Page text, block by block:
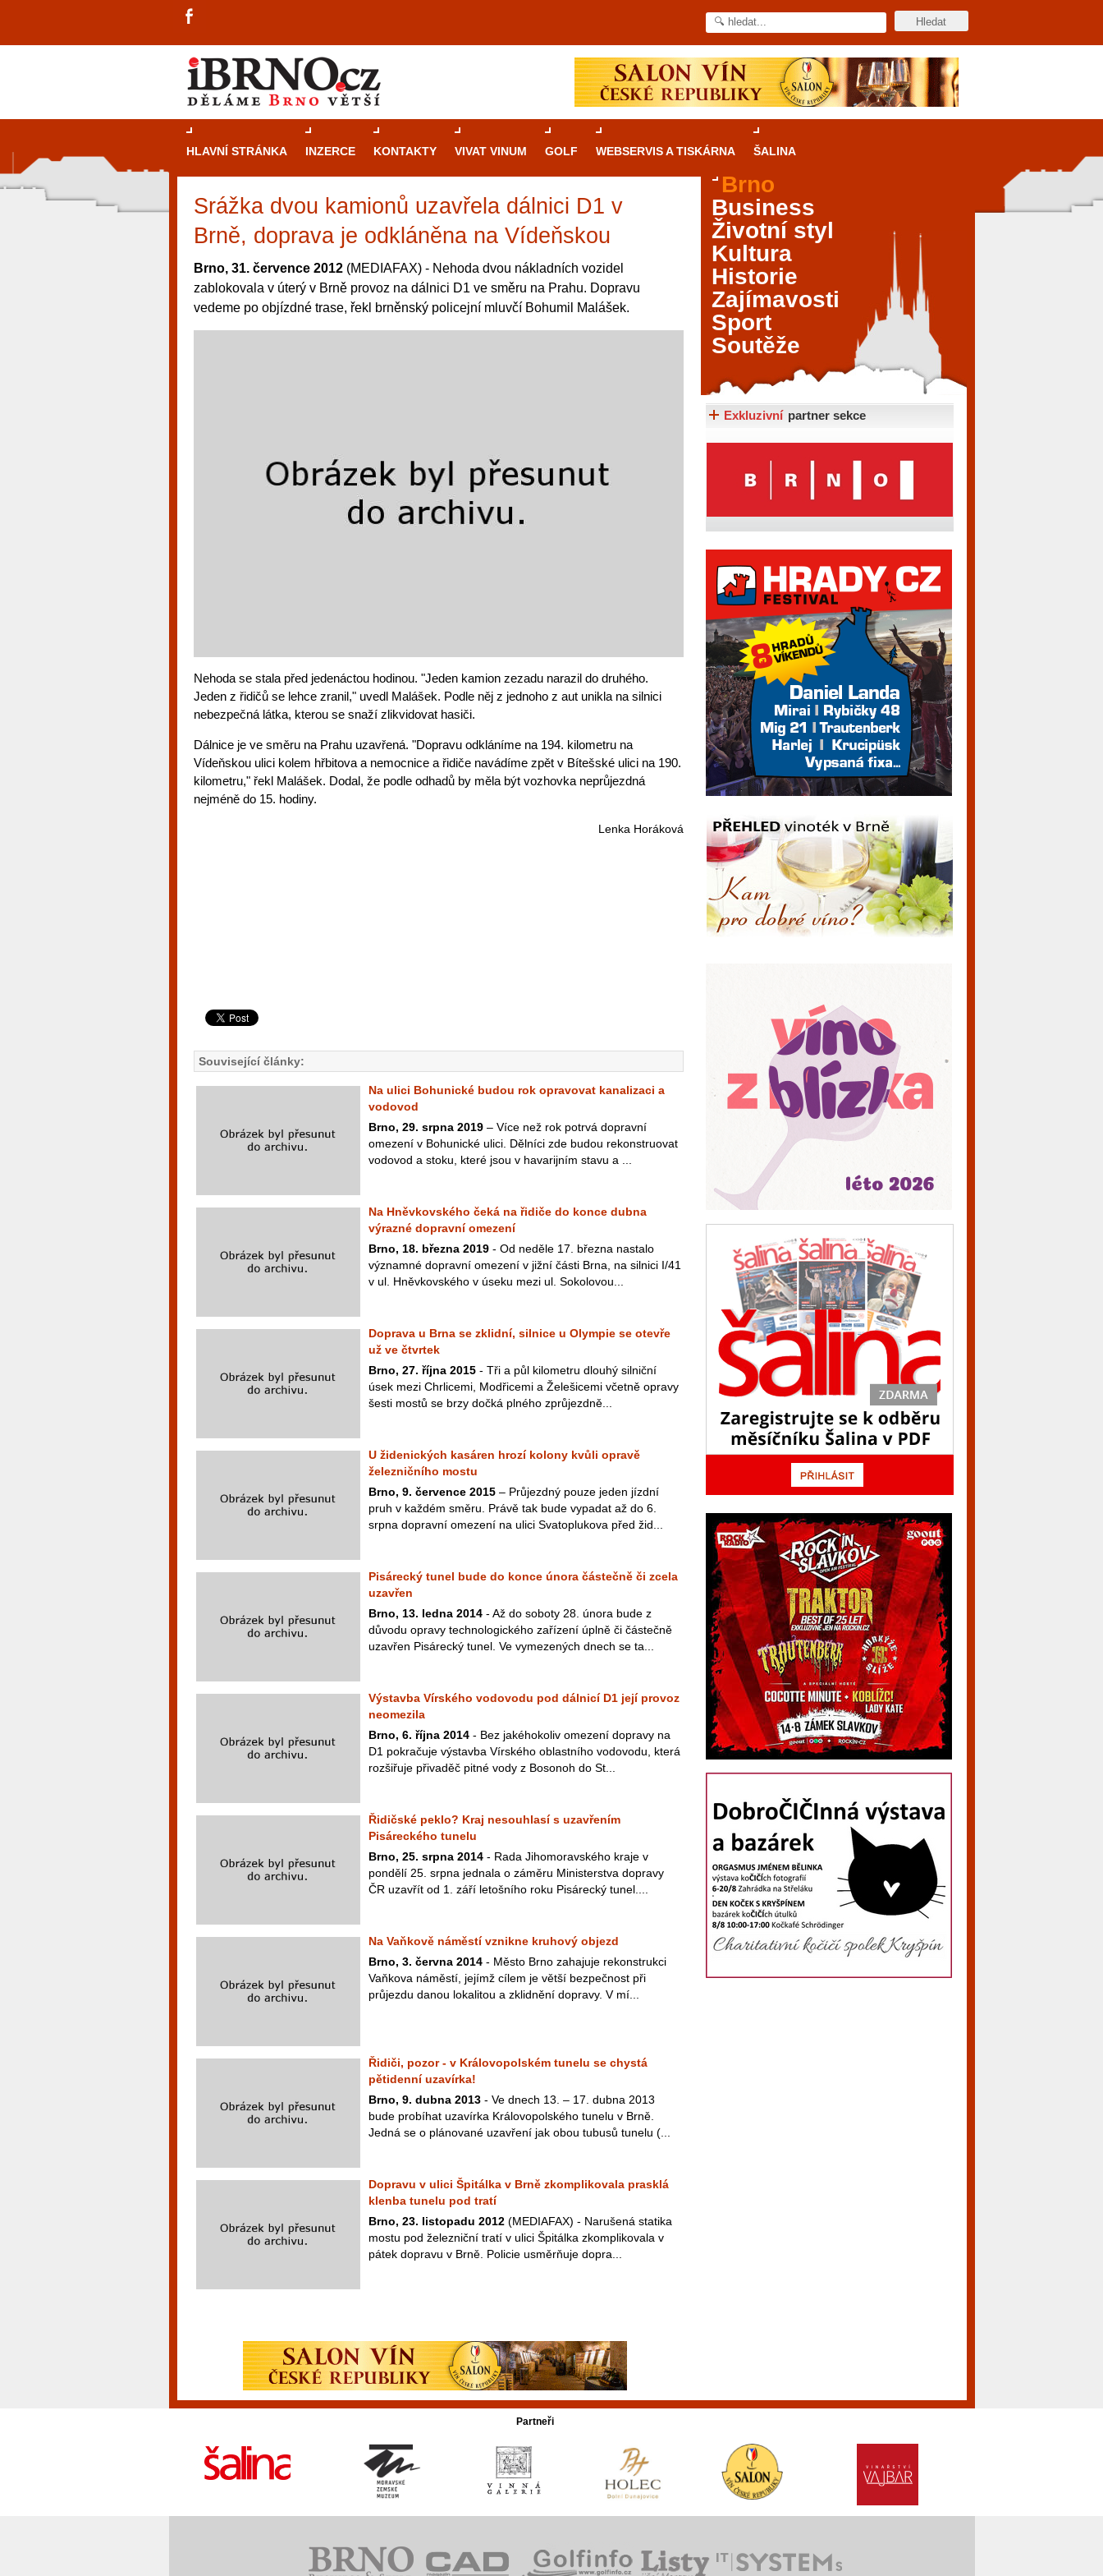
HLAVNÍ STRÁNKA INZERCE KONTAKTY VIVAT VINUM GOLF WEBSERVIS A TISKÁRNA ŠALINA
Srážka dvou kamionů uzavřela dálnici D1 v
Brně, doprava je odkláněna na Vídeňskou
Brno, 31. července 2012 (MEDIAFAX) - Nehoda dvou nákladních vozidel
zablokovala v úterý v Brně provoz na dálnici D1 ve směru na Prahu. Dopravu
vedeme po objízdné trase, řekl brněnský policejní mluvčí Bohumil Malášek.
Nehoda se stala před jedenáctou hodinou. "Jeden kamion zezadu narazil do druhého.
Jeden z řidičů se lehce zranil," uvedl Malášek. Podle něj z jednoho z aut unikla na silnici
nebezpečná látka, kterou se snaží zlikvidovat hasiči.
Dálnice je ve směru na Prahu uzavřená. "Dopravu odkláníme na 194. kilometru na
Vídeňskou ulici kolem hřbitova a nemocnice a řidiče navádíme zpět v Bítešské ulici na 190.
kilometru," řekl Malášek. Dodal, že podle odhadů by měla být vozhovka neprůjezdná
nejméně do 15. hodiny.
Lenka Horáková
Související články:
Na ulici Bohunické budou rok opravovat kanalizaci a
vodovod
Brno, 29. srpna 2019 – Více než rok potrvá dopravní
omezení v Bohunické ulici. Dělníci zde budou rekonstruovat
vodovod a stoku, které jsou v havarijním stavu a ...
Na Hněvkovského čeká na řidiče do konce dubna
výrazné dopravní omezení
Brno, 18. března 2019 - Od neděle 17. března nastalo
významné dopravní omezení v jižní části Brna, na silnici I/41
v ul. Hněvkovského v úseku mezi ul. Sokolovou...
Doprava u Brna se zklidní, silnice u Olympie se otevře
už ve čtvrtek
Brno, 27. října 2015 - Tři a půl kilometru dlouhý silniční
úsek mezi Chrlicemi, Modřicemi a Želešicemi včetně opravy
šesti mostů se brzy dočká plného zprůjezdně...
U židenických kasáren hrozí kolony kvůli opravě
železničního mostu
Brno, 9. července 2015 – Průjezdný pouze jeden jízdní
pruh v každém směru. Právě tak bude vypadat až do 6.
srpna dopravní omezení na ulici Svatoplukova před žid...
Pisárecký tunel bude do konce února částečně či zcela
uzavřen
Brno, 13. ledna 2014 - Až do soboty 28. února bude z
důvodu opravy technologického zařízení úplně či částečně
uzavřen Pisárecký tunel. Ve vymezených dnech se ta...
Výstavba Vírského vodovodu pod dálnicí D1 její provoz
neomezila
Brno, 6. října 2014 - Bez jakéhokoliv omezení dopravy na
D1 pokračuje výstavba Vírského oblastního vodovodu, která
rozšiřuje přivaděč pitné vody z Bosonoh do St...
Řidičské peklo? Kraj nesouhlasí s uzavřením
Pisáreckého tunelu
Brno, 25. srpna 2014 - Rada Jihomoravského kraje v
pondělí 25. srpna jednala o záměru Ministerstva dopravy
ČR uzavřít od 1. září letošního roku Pisárecký tunel....
Na Vaňkově náměstí vznikne kruhový objezd
Brno, 3. června 2014 - Město Brno zahajuje rekonstrukci
Vaňkova náměstí, jejímž cílem je větší bezpečnost při
průjezdu danou lokalitou a zklidnění dopravy. V mí...
Řidiči, pozor - v Královopolském tunelu se chystá
pětidenní uzavírka!
Brno, 9. dubna 2013 - Ve dnech 13. – 17. dubna 2013
bude probíhat uzavírka Královopolského tunelu v Brně.
Jedná se o plánované uzavření jak obou tubusů tunelu (...
Dopravu v ulici Špitálka v Brně zkomplikovala prasklá
klenba tunelu pod tratí
Brno, 23. listopadu 2012 (MEDIAFAX) - Narušená statika
mostu pod železniční tratí v ulici Špitálka zkomplikovala v
pátek dopravu v Brně. Policie usměrňuje dopra...
Průvodcekasinovými hrami v Brně: Od
rulety po video automaty
Brno je městem známým pro zajímavé památky, skvělé
restaurace, divadla a univerzity. Mimo jiné je ale také
místem, kde si můžete legálně a bezpečně vyzkoušet
různé kasinové hry. V neustále kvetoucí moravské
metropoli naleznete širokou nabídku her od klasické
Brno
Business
Životní styl
Kultura
Historie
Zajímavosti
Sport
Soutěže
Exkluzivní partner sekce
Partneři